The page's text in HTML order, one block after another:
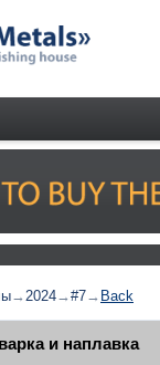
→2024→#7→ Back
и наплавка